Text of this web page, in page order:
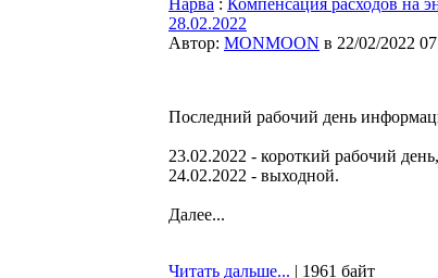
Нарва : Компенсация расходов на
28.02.2022
Автор: MONMOON в 22/02/2022
Последний рабочий день
23.02.2022 - короткий рабочий
24.02.2022 - выходной.
Далее...
Читать дальше... | 1961 байт